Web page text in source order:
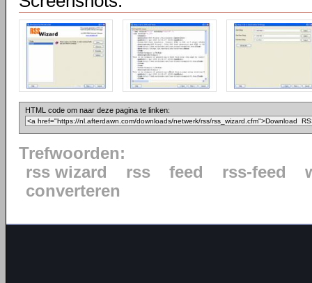
HTML code om naar deze pagina te linken:
Trefwoorden:
rss wizard
rss feed rss-feed
converteren